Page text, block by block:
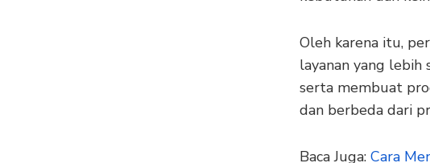
Oleh karena itu,
layanan yang lebih
serta membuat
dan berbeda dari
Baca Juga: Cara